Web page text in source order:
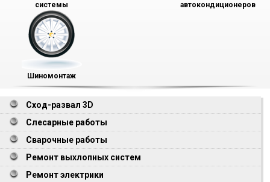
системы
автокондиционеров
Шиномонтаж
Сход-развал 3D
Слесарные работы
Сварочные работы
Ремонт выхлопных систем
Ремонт электрики